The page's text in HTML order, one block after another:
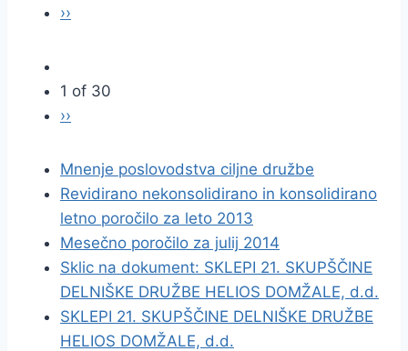
››
1 of 30
››
Mnenje poslovodstva ciljne družbe
Revidirano nekonsolidirano in konsolidirano
letno poročilo za leto 2013
Mesečno poročilo za julij 2014
Sklic na dokument: SKLEPI 21. SKUPŠČINE
DELNIŠKE DRUŽBE HELIOS DOMŽALE, d.d.
SKLEPI 21. SKUPŠČINE DELNIŠKE DRUŽBE
HELIOS DOMŽALE, d.d.